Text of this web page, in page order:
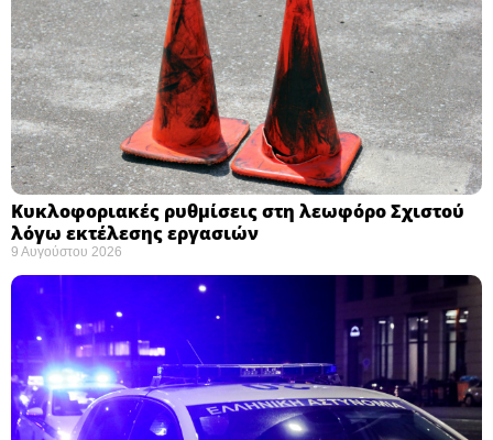
Κυκλοφοριακές ρυθμίσεις στη λεωφόρο Σχιστού
λόγω εκτέλεσης εργασιών
9 Αυγούστου 2026